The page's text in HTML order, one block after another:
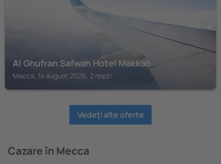
Al Ghufran Safwah Hotel Makkah
Mecca, 14 august 2026, 2 nopți
Vedeţi alte oferte
Cazare în Mecca